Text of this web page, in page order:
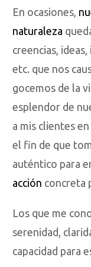
En ocasiones,
naturaleza
creencias,
etc. que nos
gocemos de la
esplendor de
a mis clientes
el fin de que
auténtico para
acción concreta
Los que me
serenidad,
capacidad para